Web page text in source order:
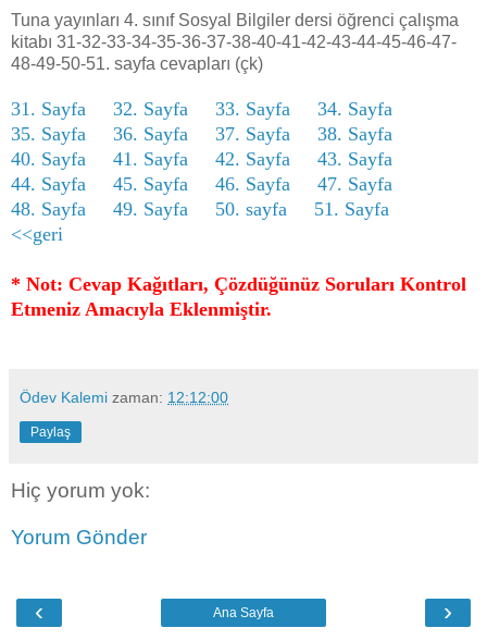
Tuna yayınları 4. sınıf Sosyal Bilgiler dersi öğrenci çalışma
kitabı 31-32-33-34-35-36-37-38-40-41-42-43-44-45-46-47-
48-49-50-51. sayfa cevapları (çk)
31. Sayfa 32. Sayfa 33. Sayfa
34. Sayfa
35. Sayfa
36. Sayfa 37. Sayfa
38. Sayfa
40. Sayfa
41. Sayfa 42. Sayfa
43. Sayfa
44. Sayfa
45. Sayfa 46. Sayfa
47. Sayfa
48. Sayfa
49. Sayfa 50. sayfa
51. Sayfa
<<geri
* Not: Cevap Kağıtları, Çözdüğünüz Soruları Kontrol
Etmeniz Amacıyla Eklenmiştir.
Ödev Kalemi zaman: 12:12:00
Paylaş
Hiç yorum yok:
Yorum Gönder
‹ ›
Ana Sayfa